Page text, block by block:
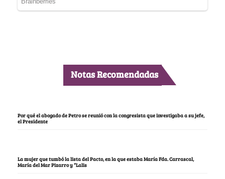
Notas Recomendadas
Por qué el abogado de Petro se reunió con la congresista que investigaba a su jefe,
el Presidente
La mujer que tumbó la lista del Pacto, en la que estaba María Fda. Carrascal,
María del Mar Pizarro y “Lalis